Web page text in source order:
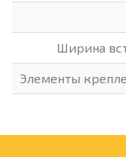
Ширина
Элементы